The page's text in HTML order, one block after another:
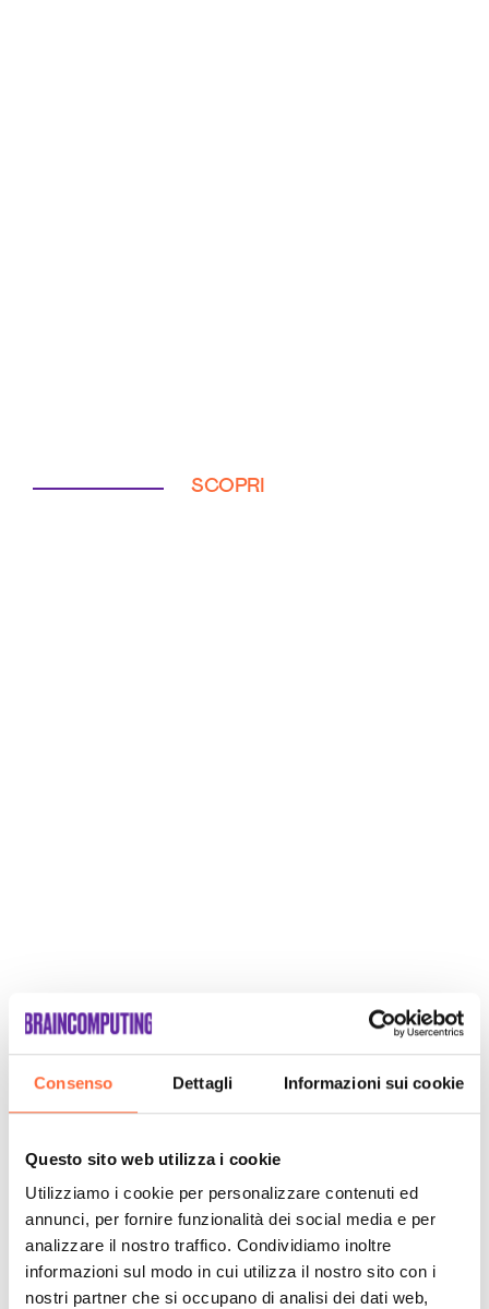
Consenso Dettagli Informazioni sui cookie
Questo sito web utilizza i cookie
Utilizziamo i cookie per personalizzare contenuti ed
annunci, per fornire funzionalità dei social media e per
analizzare il nostro traffico. Condividiamo inoltre
informazioni sul modo in cui utilizza il nostro sito con i
nostri partner che si occupano di analisi dei dati web,
SCOPRI